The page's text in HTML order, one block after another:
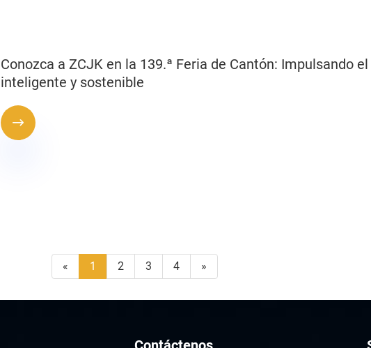
Conozca a ZCJK en la 139.ª Feria de Cantón: Impulsando
inteligente y sostenible

« 1 2 3 4 »